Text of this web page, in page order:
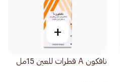
+
نافكون A قطرات للعين 15مل